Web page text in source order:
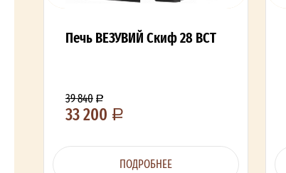
Печь ВЕЗУВИЙ Скиф 28 ВСТ
39 840
33 200
ПОДРОБНЕЕ